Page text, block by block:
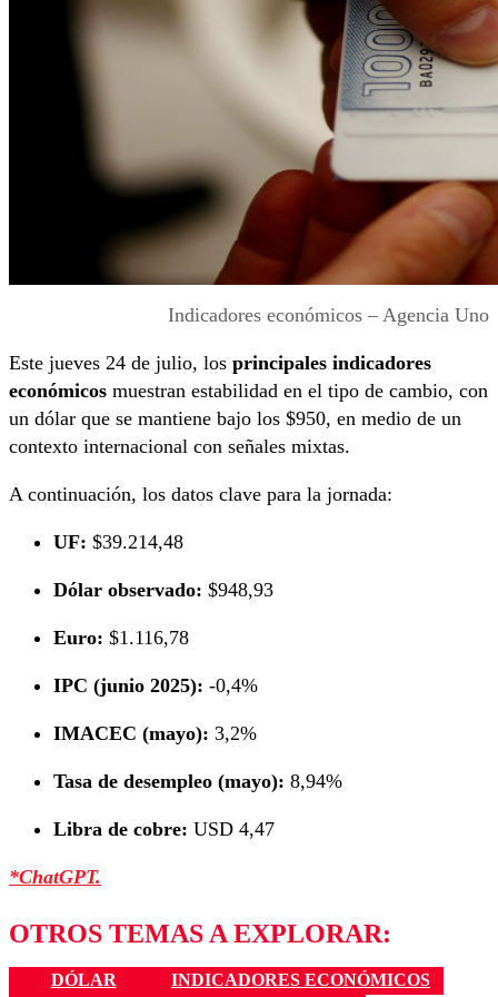
Indicadores económicos – Agencia Uno
Este jueves 24 de julio, los principales indicadores
económicos muestran estabilidad en el tipo de cambio, con
un dólar que se mantiene bajo los $950, en medio de un
contexto internacional con señales mixtas.
A continuación, los datos clave para la jornada:
UF: $39.214,48
Dólar observado: $948,93
Euro: $1.116,78
IPC (junio 2025): -0,4%
IMACEC (mayo): 3,2%
Tasa de desempleo (mayo): 8,94%
Libra de cobre: USD 4,47
*ChatGPT.
OTROS TEMAS A EXPLORAR:
DÓLAR
INDICADORES ECONÓMICOS